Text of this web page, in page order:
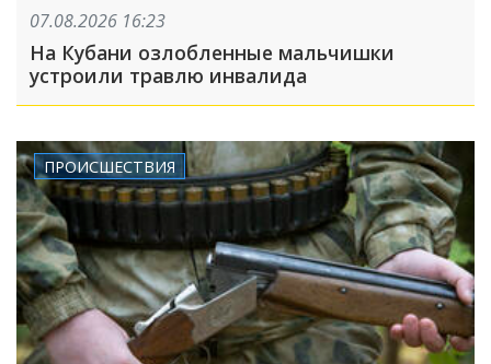
07.08.2026 16:23
На Кубани озлобленные мальчишки
устроили травлю инвалида
ПРОИСШЕСТВИЯ